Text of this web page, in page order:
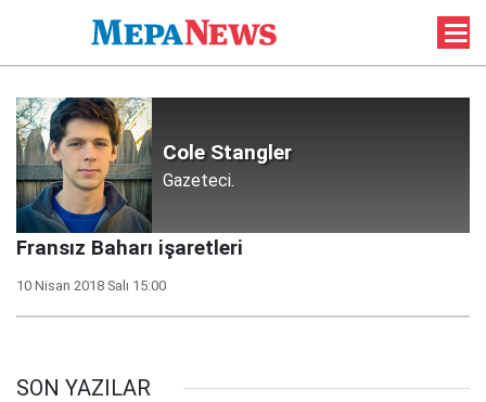
Cole Stangler
Gazeteci.
Fransız Baharı işaretleri
10 Nisan 2018 Salı 15:00
SON YAZILAR